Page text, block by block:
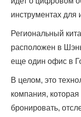
инструментах для
Региональный
расположен в
еще один офис в
В целом, это
компания,
бронировать,